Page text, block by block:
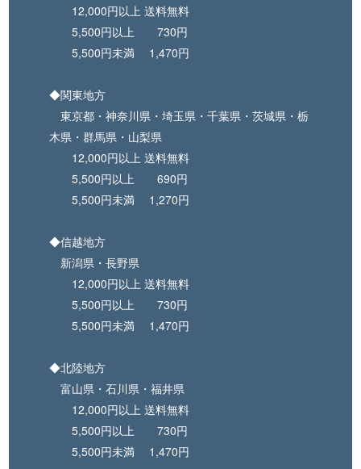
12,000円以上 送料無料
5,500円以上 730円
5,500円未満 1,470円
◆関東地方
東京都・神奈川県・埼玉県・千葉県・茨城県・栃
木県・群馬県・山梨県
12,000円以上 送料無料
5,500円以上 690円
5,500円未満 1,270円
◆信越地方
新潟県・長野県
12,000円以上 送料無料
5,500円以上 730円
5,500円未満 1,470円
◆北陸地方
富山県・石川県・福井県
12,000円以上 送料無料
5,500円以上 730円
5,500円未満 1,470円